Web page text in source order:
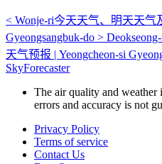
< Wonje-ri今天天气、明天天气
Gyeongsangbuk-do >
天气预报 | Yeongcheon-si
SkyForecaster
The air quality and
errors and accuracy is not
Privacy Policy
Terms of service
Contact Us